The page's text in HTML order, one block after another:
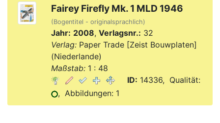
Fairey Firefly Mk. 1 MLD 1946
(Bogentitel - originalsprachlich)
Jahr: 2008, Verlagsnr.: 32
Verlag:Paper Trade [Zeist Bouwplaten]
(Niederlande)
Maßstab:1 : 48
ID: 14336, Qualität:
, Abbildungen: 1